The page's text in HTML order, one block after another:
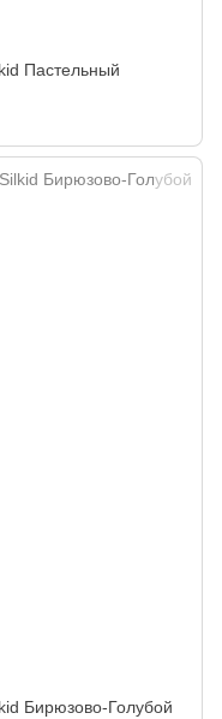
Пастельный
Бирюзово-Голубой